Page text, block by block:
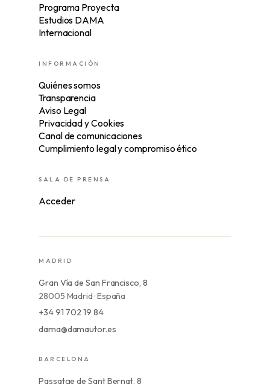
Programa Proyecta
Estudios DAMA
Internacional
INFORMACIÓN
Quiénes somos
Transparencia
Aviso Legal
Privacidad y Cookies
Canal de comunicaciones
Cumplimiento legal y compromiso ético
SALA DE PRENSA
Acceder
MADRID
Gran Vía de San Francisco, 8
28005 Madrid · España
+34 91 702 19 84
dama@damautor.es
BARCELONA
Passatge de Sant Bernat, 8